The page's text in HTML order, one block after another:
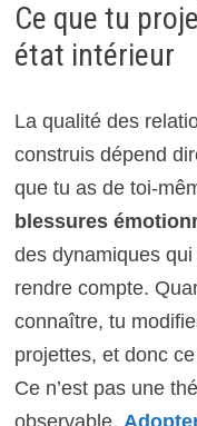
Ce que tu
état intérieur
La qualité des
construis dépend
que tu as de toi-
blessures
des dynamiques
rendre compte.
connaître, tu
projettes, et donc
Ce n’est pas une